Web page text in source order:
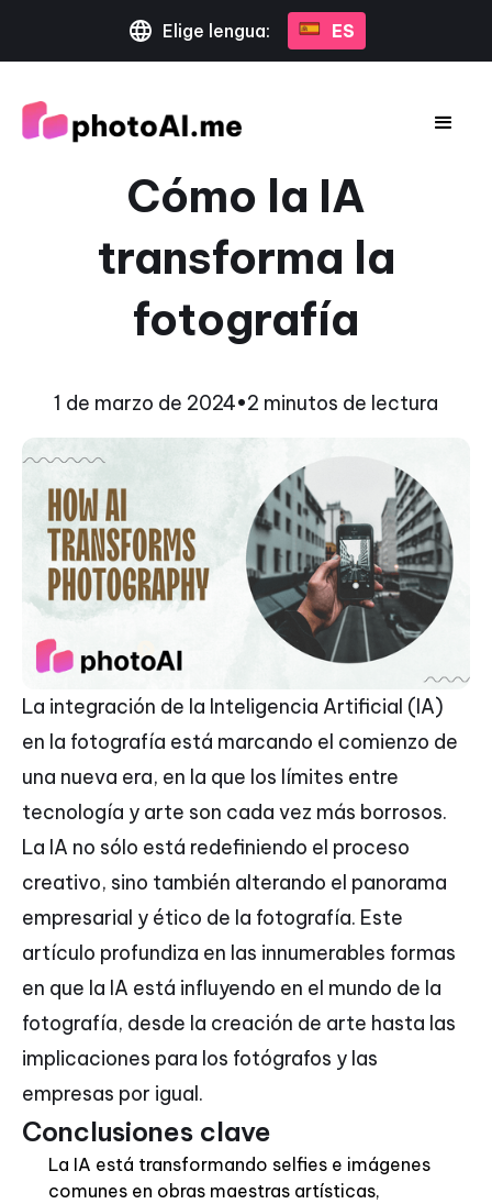
Elige lengua: ES
Cómo la IA
transforma la
fotografía
1 de marzo de 2024•2 minutos de lectura
La integración de la Inteligencia Artificial (IA)
en la fotografía está marcando el comienzo de
una nueva era, en la que los límites entre
tecnología y arte son cada vez más borrosos.
La IA no sólo está redefiniendo el proceso
creativo, sino también alterando el panorama
empresarial y ético de la fotografía. Este
artículo profundiza en las innumerables formas
en que la IA está influyendo en el mundo de la
fotografía, desde la creación de arte hasta las
implicaciones para los fotógrafos y las
empresas por igual.
Conclusiones clave
La IA está transformando selfies e imágenes
comunes en obras maestras artísticas,